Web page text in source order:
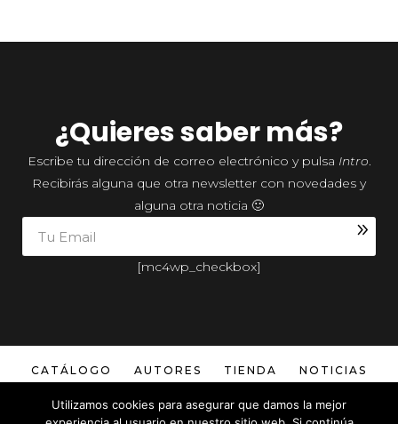
¿Quieres saber más?
Escribe tu dirección de correo electrónico y pulsa Intro.
Recibirás alguna que otra newsletter con novedades y
alguna otra noticia 🙂
[mc4wp_checkbox]
CATÁLOGO AUTORES TIENDA NOTICIAS
Utilizamos cookies para asegurar que damos la mejor